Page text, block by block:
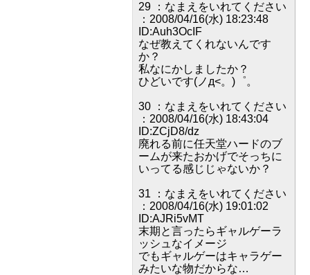
29 ：なまえをいれてください
：2008/04/16(水) 18:23:48
ID:Auh3OcIF
なぜ教えてくれないんです
か？
私なにかしましたか？
ひどいです(ノд<。)゜。
30 ：なまえをいれてください
：2008/04/16(水) 18:43:04
ID:ZCjD8/dz
廃れる前に任天堂ハードのブ
ームが来たおかげでそっちに
いってる感じじゃないか？
31 ：なまえをいれてください
：2008/04/16(水) 19:01:02
ID:AJRi5vMT
末期と言ったらギャルゲーラ
ッシュなイメージ
でもギャルゲーはキャラゲー
みたいな物だからな…